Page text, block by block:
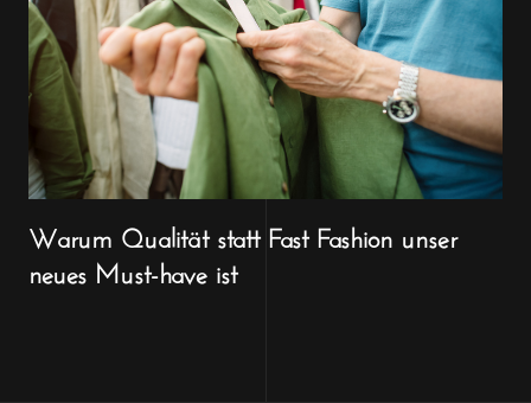
Warum Qualität statt Fast Fashion unser
neues Must-have ist